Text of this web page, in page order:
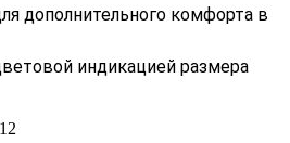
дополнительного комфорта в
индикацией размера